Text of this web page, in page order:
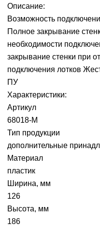
Описание:
Возможность
Полное закрывание
необходимости
закрывание стенки при
подключения лотков
ПУ
Характеристики:
Артикул
68018-М
Тип продукции
дополнительные
Материал
пластик
Ширина, мм
126
Высота, мм
186